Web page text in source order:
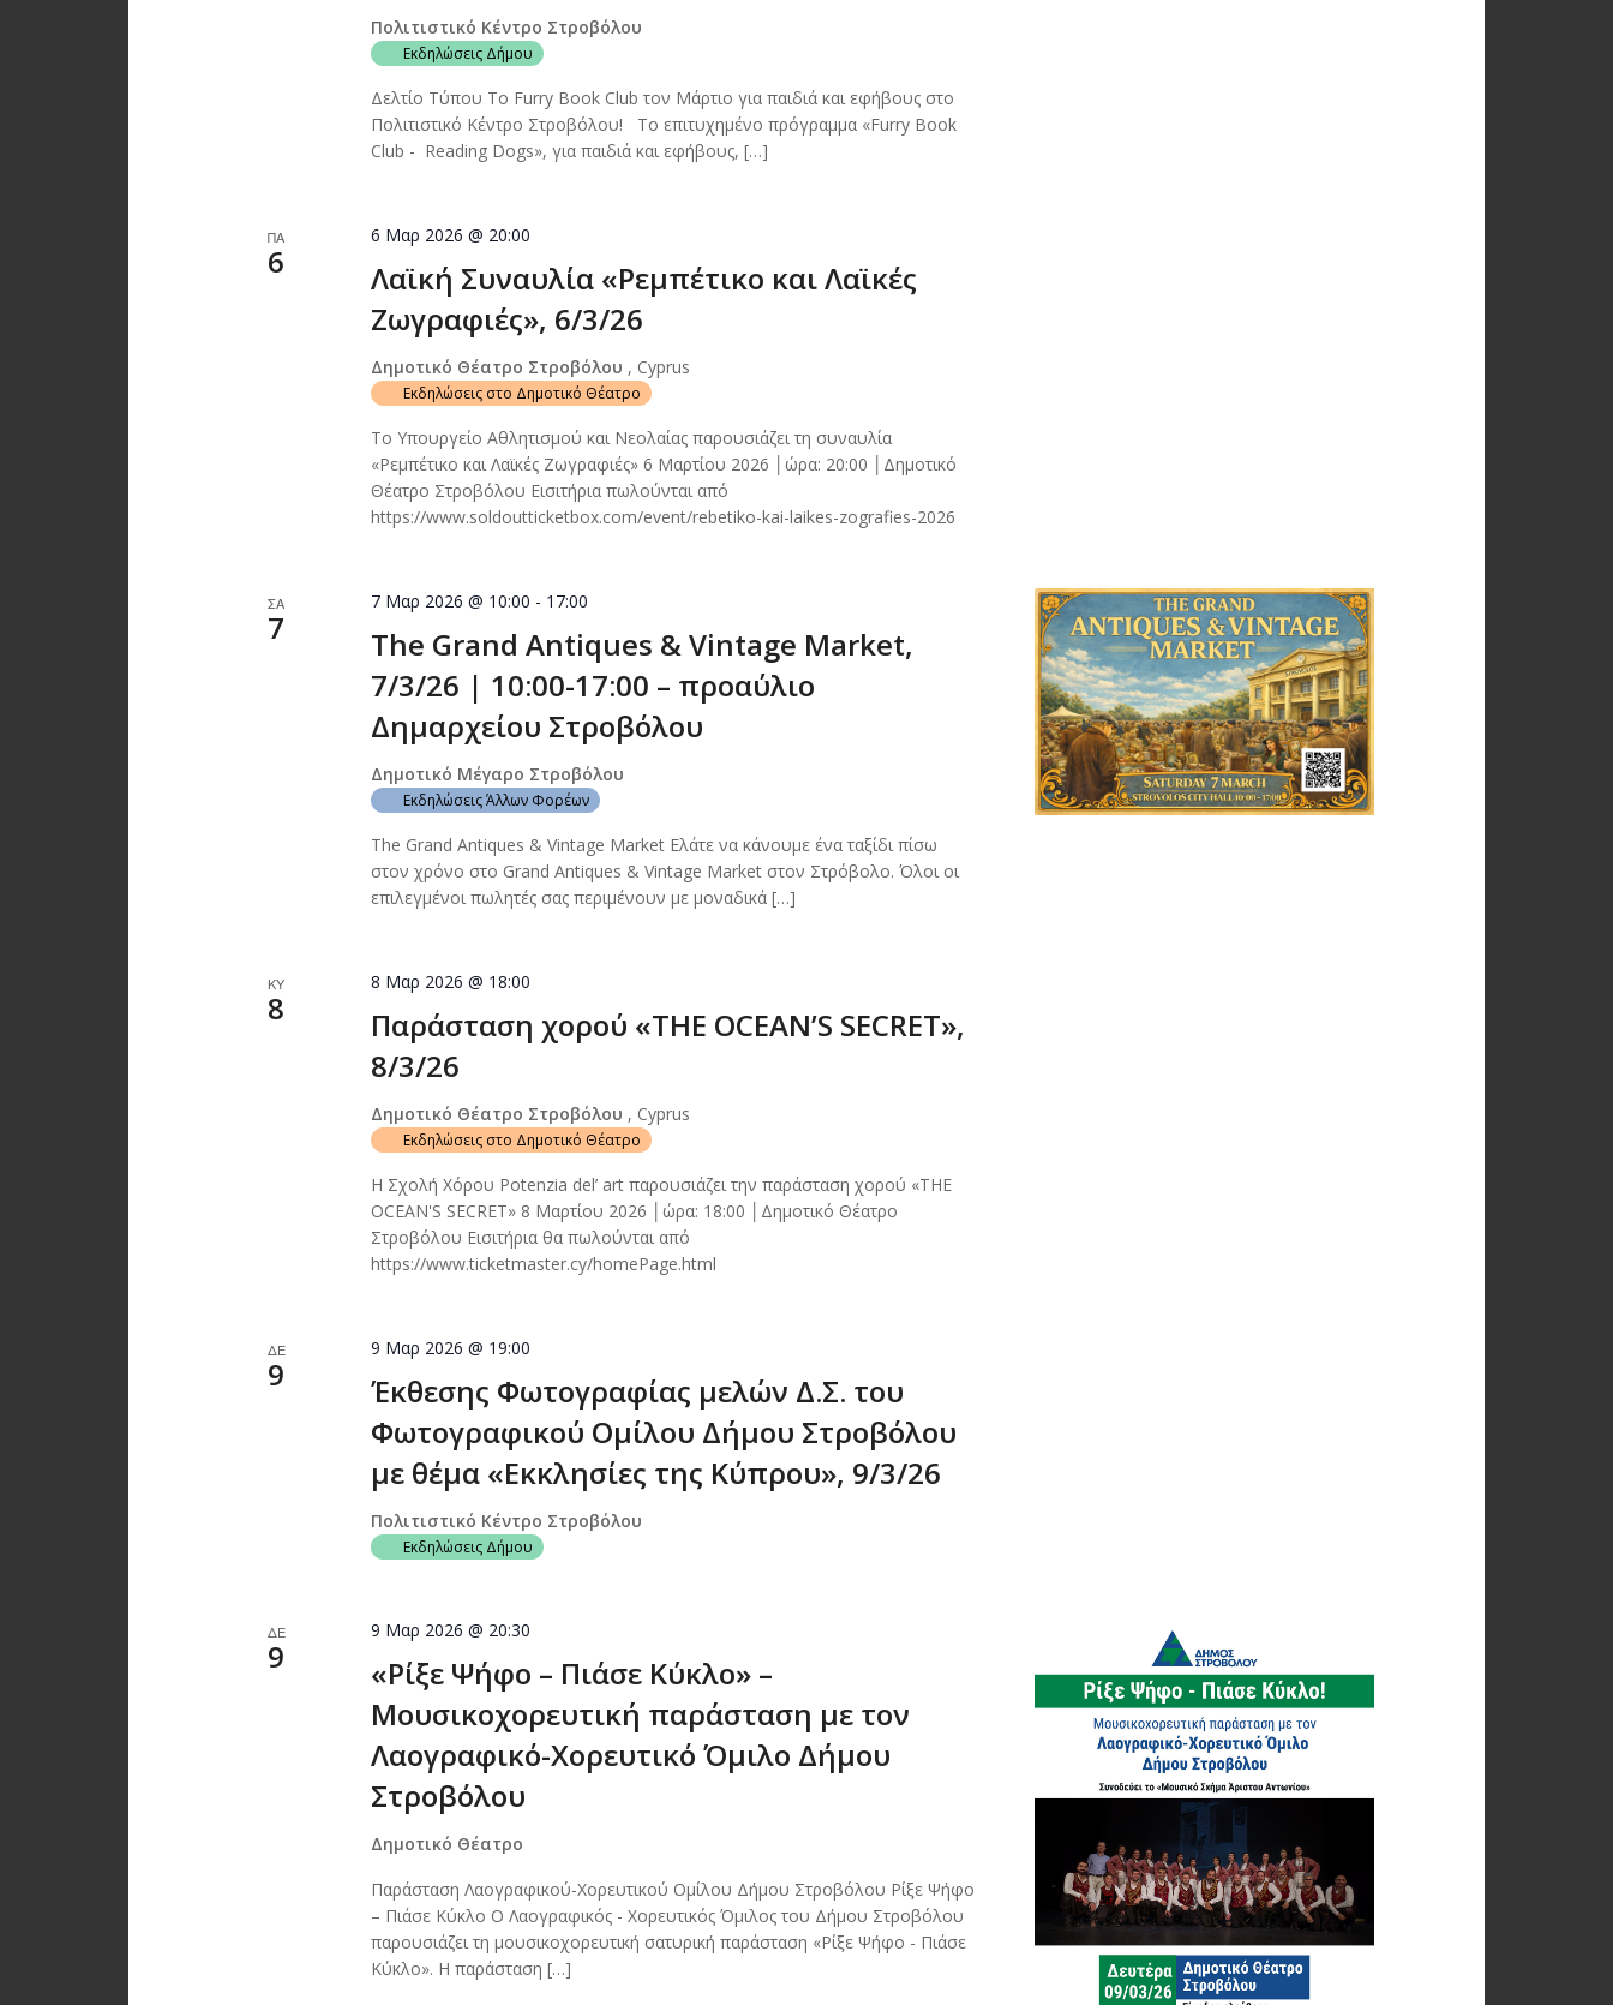
Πολιτιστικό Κέντρο Στροβόλου
Εκδηλώσεις Δήμου
Δελτίο Τύπου Το Furry Book Club τον Μάρτιο για παιδιά και εφήβους στο
Πολιτιστικό Κέντρο Στροβόλου! Το επιτυχημένο πρόγραμμα «Furry Book
Club - Reading Dogs», για παιδιά και εφήβους, […]
ΠΑ
6
Λαϊκή Συναυλία «Ρεμπέτικο και Λαϊκές
Ζωγραφιές», 6/3/26
6 Μαρ 2026 @ 20:00
Δημοτικό Θέατρο Στροβόλου , Cyprus
Εκδηλώσεις στο Δημοτικό Θέατρο
Το Υπουργείο Αθλητισμού και Νεολαίας παρουσιάζει τη συναυλία
«Ρεμπέτικο και Λαϊκές Ζωγραφιές» 6 Μαρτίου 2026 │ώρα: 20:00 │Δημοτικό
Θέατρο Στροβόλου Εισιτήρια πωλούνται από
https://www.soldoutticketbox.com/event/rebetiko-kai-laikes-zografies-2026
ΣΑ
7
The Grand Antiques & Vintage Market,
7/3/26 | 10:00-17:00 – προαύλιο
Δημαρχείου Στροβόλου
7 Μαρ 2026 @ 10:00 - 17:00
Δημοτικό Μέγαρο Στροβόλου
Εκδηλώσεις Άλλων Φορέων
The Grand Antiques & Vintage Market Ελάτε να κάνουμε ένα ταξίδι πίσω
στον χρόνο στο Grand Antiques & Vintage Market στον Στρόβολο. Όλοι οι
επιλεγμένοι πωλητές σας περιμένουν με μοναδικά […]
ΚΥ
8
Παράσταση χορού «THE OCEAN’S SECRET»,
8/3/26
8 Μαρ 2026 @ 18:00
Δημοτικό Θέατρο Στροβόλου , Cyprus
Εκδηλώσεις στο Δημοτικό Θέατρο
Η Σχολή Χόρου Potenzia del’ art παρουσιάζει την παράσταση χορού «THE
OCEAN'S SECRET» 8 Μαρτίου 2026 │ώρα: 18:00 │Δημοτικό Θέατρο
Στροβόλου Εισιτήρια θα πωλούνται από
https://www.ticketmaster.cy/homePage.html
ΔΕ
9
Έκθεσης Φωτογραφίας μελών Δ.Σ. του
Φωτογραφικού Ομίλου Δήμου Στροβόλου
με θέμα «Εκκλησίες της Κύπρου», 9/3/26
9 Μαρ 2026 @ 19:00
Πολιτιστικό Κέντρο Στροβόλου
Εκδηλώσεις Δήμου
ΔΕ
9
«Ρίξε Ψήφο – Πιάσε Κύκλο» –
Μουσικοχορευτική παράσταση με τον
Λαογραφικό-Χορευτικό Όμιλο Δήμου
Στροβόλου
9 Μαρ 2026 @ 20:30
Δημοτικό Θέατρο
Παράσταση Λαογραφικού-Χορευτικού Ομίλου Δήμου Στροβόλου Ρίξε Ψήφο
– Πιάσε Κύκλο Ο Λαογραφικός - Χορευτικός Όμιλος του Δήμου Στροβόλου
παρουσιάζει τη μουσικοχορευτική σατυρική παράσταση «Ρίξε Ψήφο - Πιάσε
Κύκλο». Η παράσταση […]